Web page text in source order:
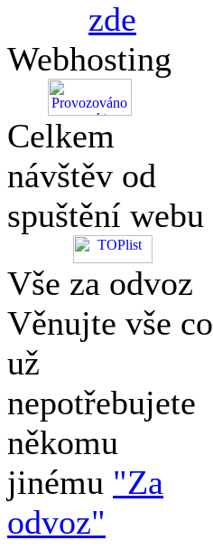
zde
Webhosting
Celkem
návštěv od
spuštění webu
Vše za odvoz
Věnujte vše co
už
nepotřebujete
někomu
jinému "Za
odvoz"